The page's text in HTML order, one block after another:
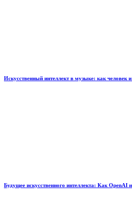
Искусственный интеллект в музыке: как человек
Будущее искусственного интеллекта: Как